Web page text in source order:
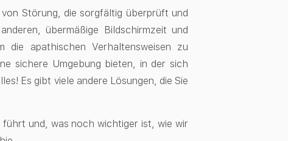
Störung, die sorgfältig überprüft und
übermäßige Bildschirmzeit und
die apathischen Verhaltensweisen zu
sichere Umgebung bieten, in der sich
Es gibt viele andere Lösungen, die Sie
und, was noch wichtiger ist, wie wir